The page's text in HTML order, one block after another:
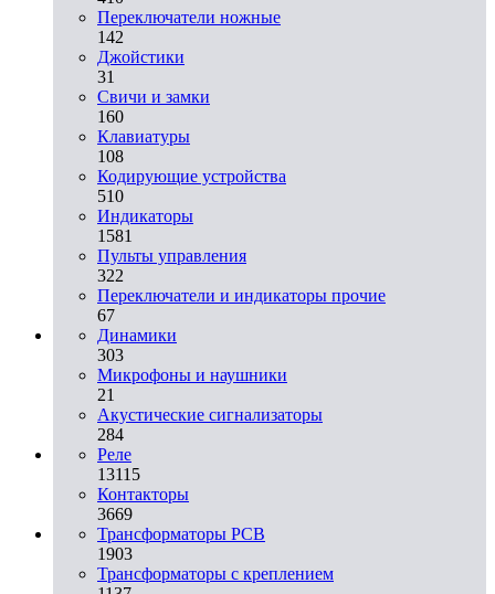
Переключатели ножные
142
Джойстики
31
Свичи и замки
160
Клавиатуры
108
Кодирующие устройства
510
Индикаторы
1581
Пульты управления
322
Переключатели и индикаторы прочие
67
Динамики
303
Микрофоны и наушники
21
Акустические сигнализаторы
284
Реле
13115
Контакторы
3669
Трансформаторы PCB
1903
Трансформаторы с креплением